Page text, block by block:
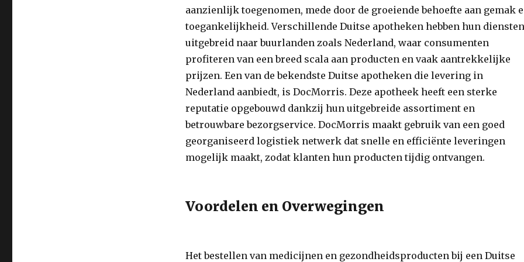
aanzienlijk toegenomen, mede door de groeiende behoefte aan gemak
toegankelijkheid. Verschillende Duitse apotheken hebben hun diensten
uitgebreid naar buurlanden zoals Nederland, waar consumenten
profiteren van een breed scala aan producten en vaak aantrekkelijke
prijzen. Een van de bekendste Duitse apotheken die levering in
Nederland aanbiedt, is DocMorris. Deze apotheek heeft een sterke
reputatie opgebouwd dankzij hun uitgebreide assortiment en
betrouwbare bezorgservice. DocMorris maakt gebruik van een goed
georganiseerd logistiek netwerk dat snelle en efficiënte leveringen
mogelijk maakt, zodat klanten hun producten tijdig ontvangen.
Voordelen en Overwegingen
Het bestellen van medicijnen en gezondheidsproducten bij een Duitse